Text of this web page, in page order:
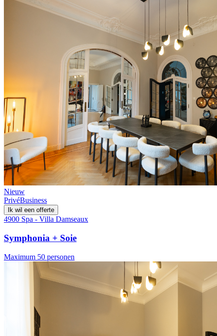
Nieuw
PrivéBusiness
Ik wil een offerte
4900 Spa - Villa Damseaux
Symphonia + Soie
Maximum 50 personen